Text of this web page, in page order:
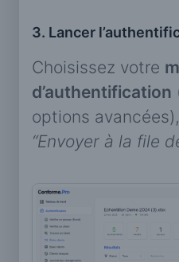
3. Lancer
Choisissez votre
d’authentification
options
“Envoyer à la file